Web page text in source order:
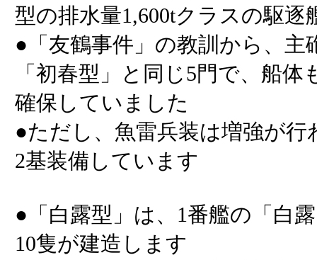
型の排水量1,600tクラスの駆逐
●「友鶴事件」の教訓から、主
「初春型」と同じ5門で、船
確保していました
●ただし、魚雷兵装は増強が行
2基装備しています
●「白露型」は、1番艦の「白
10隻が建造します